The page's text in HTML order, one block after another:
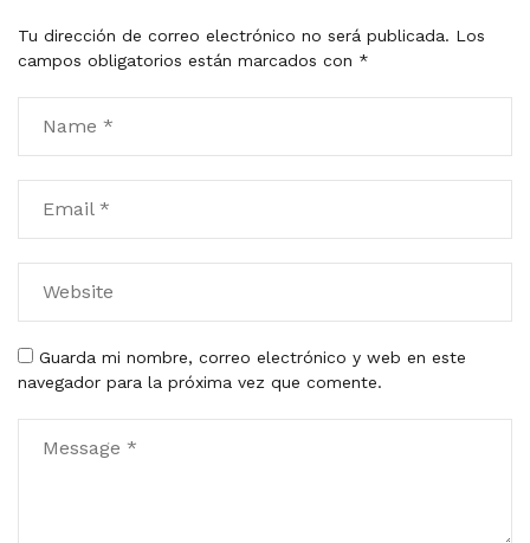
Tu dirección de correo electrónico no será publicada. Los
campos obligatorios están marcados con *
Guarda mi nombre, correo electrónico y web en este
navegador para la próxima vez que comente.